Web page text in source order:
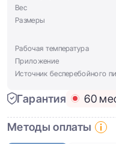
Вес
Размеры
Рабочая температура
Приложение
Источник бесперебойного
Гарантия 60
Методы оплаты